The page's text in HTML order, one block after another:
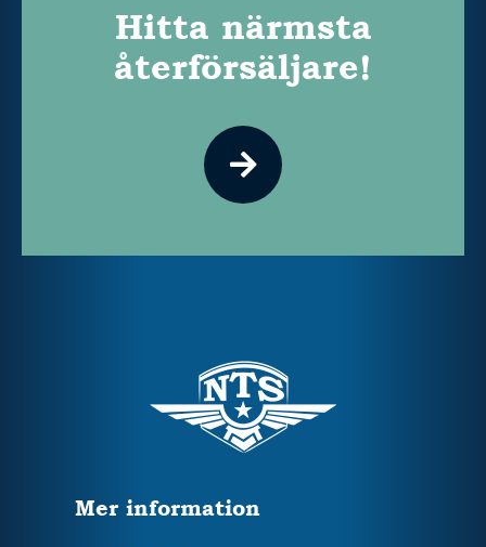
Hitta närmsta
återförsäljare!
Mer information